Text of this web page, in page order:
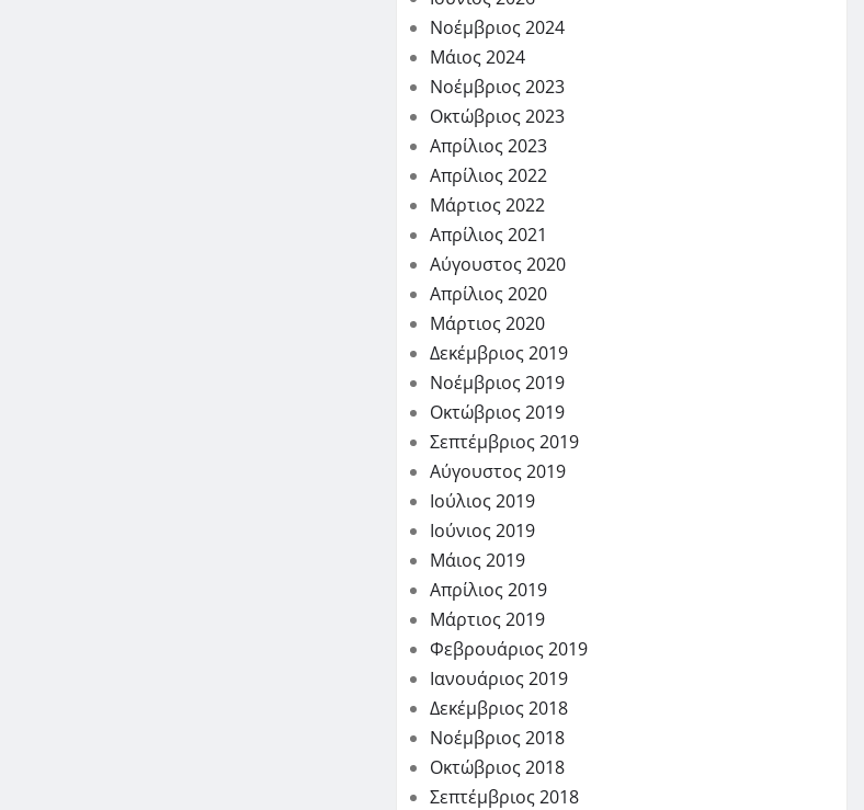
Νοέμβριος 2024
Μάιος 2024
Νοέμβριος 2023
Οκτώβριος 2023
Απρίλιος 2023
Απρίλιος 2022
Μάρτιος 2022
Απρίλιος 2021
Αύγουστος 2020
Απρίλιος 2020
Μάρτιος 2020
Δεκέμβριος 2019
Νοέμβριος 2019
Οκτώβριος 2019
Σεπτέμβριος 2019
Αύγουστος 2019
Ιούλιος 2019
Ιούνιος 2019
Μάιος 2019
Απρίλιος 2019
Μάρτιος 2019
Φεβρουάριος 2019
Ιανουάριος 2019
Δεκέμβριος 2018
Νοέμβριος 2018
Οκτώβριος 2018
Σεπτέμβριος 2018